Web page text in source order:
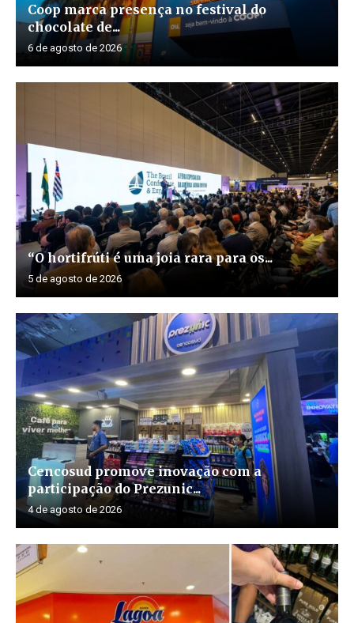
Coop marca presença no festival do
chocolate de...
6 de agosto de 2026
“O hortifrúti é uma joia rara para os...
5 de agosto de 2026
Cencosud promove inovação com a
participação do Prezunic...
4 de agosto de 2026